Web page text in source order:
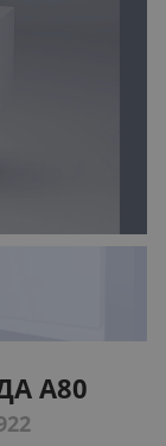
А80